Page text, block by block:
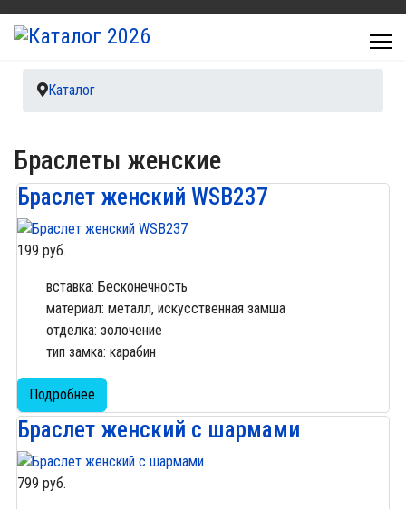
Каталог
Браслеты женские
Браслет женский WSB237
199 руб.
вставка: Бесконечность
материал: металл, искусственная замша
отделка: золочение
тип замка: карабин
Подробнее
Браслет женский с шармами
799 руб.